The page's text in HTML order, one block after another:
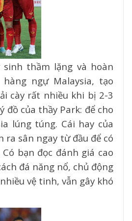
thầm lặng và hoàn
ngự Malaysia, tạo
cày rất nhiều khi bị 2-3
đồ của thầy Park: để cho
lúng túng. Cái hay của
ra sân ngay từ đầu để có
bạn đọc đánh giá cao
đá năng nổ, chủ động
vệ tinh, vẫn gây khó